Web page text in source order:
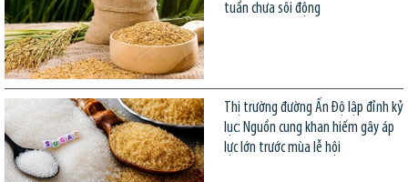
tuần chưa sôi động
Thị trường đường Ấn Độ lập đỉnh kỷ
lục: Nguồn cung khan hiếm gây áp
lực lớn trước mùa lễ hội